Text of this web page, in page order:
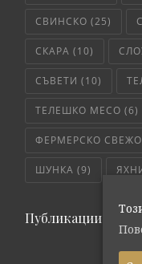
СВИНСКО (25)
СКАРА (10)
СЪВЕТИ (10)
ТЕЛЕШКО МЕСО (6)
ФЕРМЕРСКО СВЕЖО
ШУНКА (9)
Публикации по